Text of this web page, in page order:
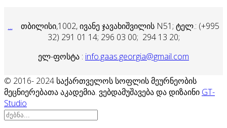
...
თბილისი,1002, ივანე ჯავახიშვილის N51; ტელ.: (+995
32) 291 01 14; 296 03 00; 294 13 20;
ელ-ფოსტა : info.gaas.georgia@gmail.com
© 2016- 2024 საქართველოს სოფლის მეურნეობის
მეცნიერებათა აკადემია. ვებდამუშავება და დიზაინი GT-
Studio